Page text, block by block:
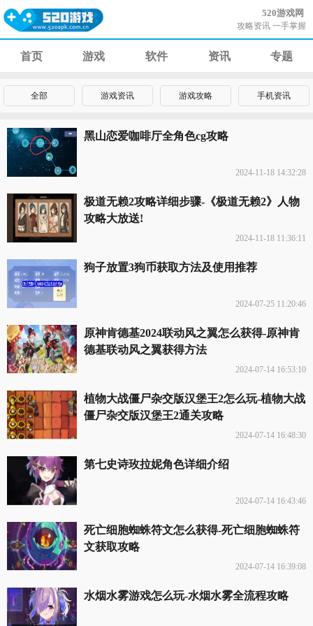
520游戏网
攻略资讯 一手掌握
首页 游戏 软件 资讯 专题
全部 游戏资讯 游戏攻略 手机资讯
黑山恋爱咖啡厅全角色cg攻略
2024-11-18 14:32:28
极道无赖2攻略详细步骤-《极道无赖2》人物
攻略大放送!
2024-11-18 11:36:11
狗子放置3狗币获取方法及使用推荐
2024-07-25 11:20:46
原神肯德基2024联动风之翼怎么获得-原神肯
德基联动风之翼获得方法
2024-07-14 16:53:10
植物大战僵尸杂交版汉堡王2怎么玩-植物大战
僵尸杂交版汉堡王2通关攻略
2024-07-14 16:48:30
第七史诗玫拉妮角色详细介绍
2024-07-14 16:43:46
死亡细胞蜘蛛符文怎么获得-死亡细胞蜘蛛符
文获取攻略
2024-07-14 16:39:08
水烟水雾游戏怎么玩-水烟水雾全流程攻略